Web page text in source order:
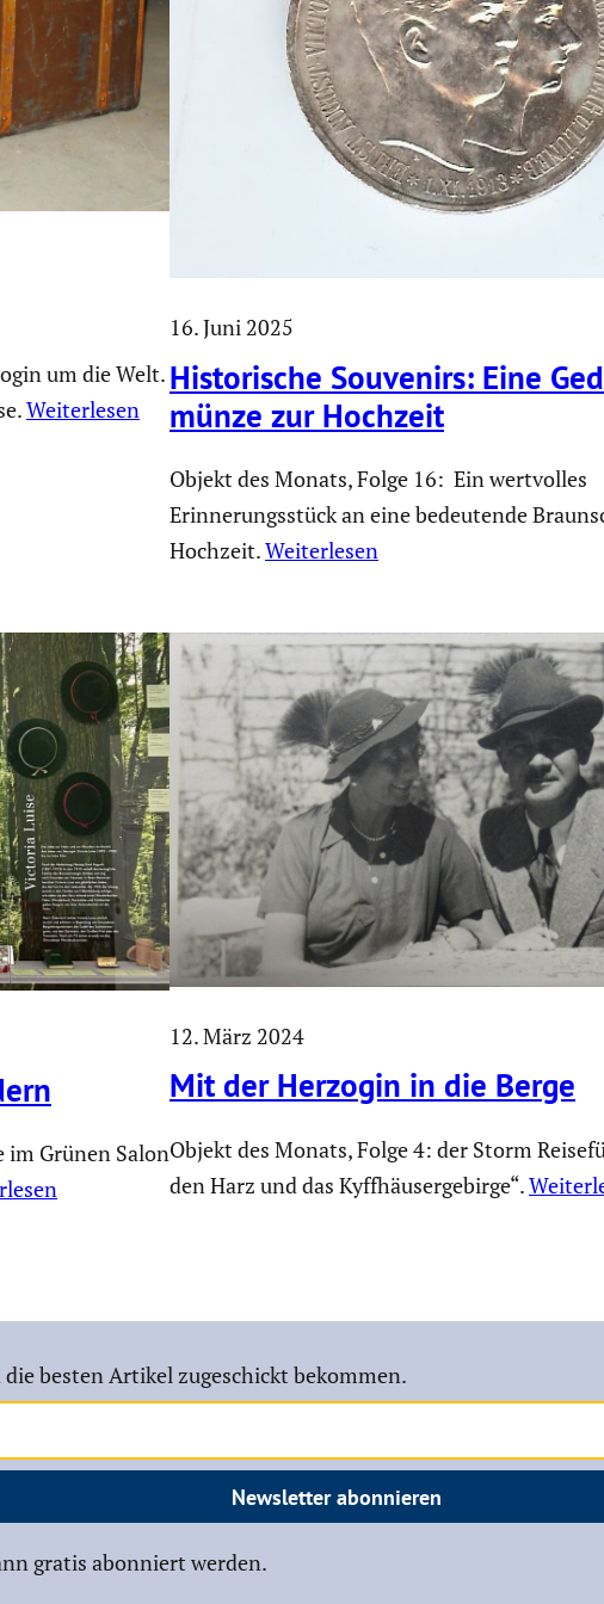
um die Welt.
Weiterlesen
16. Juni 2025
Histo­ri­sche Souvenirs: Eine
münze zur Hochzeit
Objekt des Monats, Folge 16: Ein wertvolles
Erinnerungsstück an eine bedeutende
Hochzeit.Weiterlesen
im Grünen Salon
12. März 2024
Mit der Herzogin in die Berge
Objekt des Monats, Folge 4: der Storm
den Harz und das Kyffhäusergebirge“.
besten Artikel zugeschickt bekommen.
Newsletter abonnieren
gratis abonniert werden.